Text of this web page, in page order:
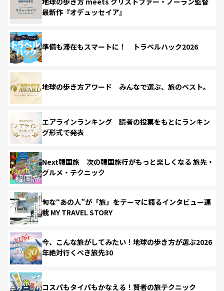
最新作『オデュッセイア』
準備も滞在もスマートに！ トラベルハック2026
地球の歩き方アワード みんなで選ぶ、旅のベスト。
エアラインランキング 読者の投票をもとにランキン
グ形式で発表
Next韓国旅 次の韓国旅行がもっと楽しくなる 旅先・
グルメ・テクニック
旬な“あの人”が「旅」をテーマに語るインタビュー連
載 MY TRAVEL STORY
今、こんな旅がしてみたい！地球の歩き方が選ぶ2026
年絶対行くべき旅先30
コスパもタイパもかなえる！賢者の旅テクニック